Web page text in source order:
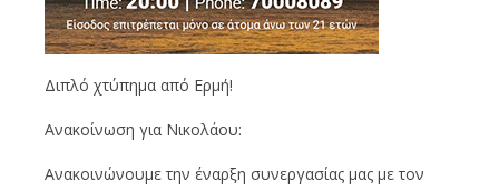
Διπλό χτύπημα από Ερμή!
Ανακοίνωση για Νικολάου:
Ανακοινώνουμε την έναρξη συνεργασίας μας με τον